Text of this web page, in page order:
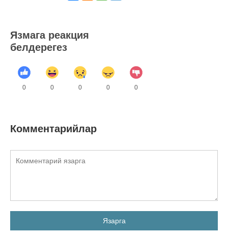
Язмага реакция
белдерегез
0 0 0 0 0
Комментарийлар
Язарга